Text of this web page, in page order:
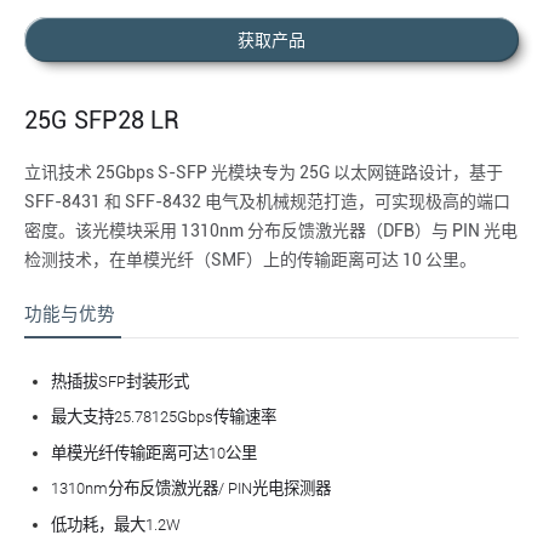
获取产品
25G SFP28 LR
立讯技术 25Gbps S-SFP 光模块专为 25G 以太网链路设计，基于
SFF-8431 和 SFF-8432 电气及机械规范打造，可实现极高的端口
密度。该光模块采用 1310nm 分布反馈激光器（DFB）与 PIN 光电
检测技术，在单模光纤（SMF）上的传输距离可达 10 公里。
功能与优势
热插拔SFP封装形式
最大支持25.78125Gbps传输速率
单模光纤传输距离可达10公里
1310nm分布反馈激光器/ PIN光电探测器
低功耗， 最大1.2W